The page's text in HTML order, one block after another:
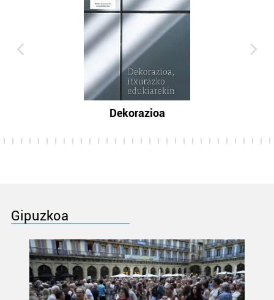
Dekorazioa
Gipuzkoa